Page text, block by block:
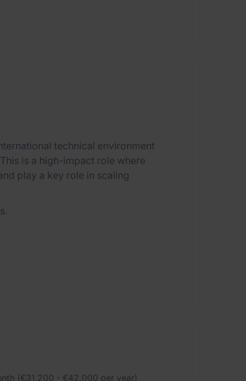
technical environment
is a high-impact role where
play a key role in scaling
(€31.200 - €42.000 per year)